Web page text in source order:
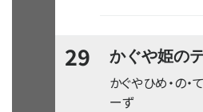
29 かぐや姫の
かぐやひめ・の・
ーず